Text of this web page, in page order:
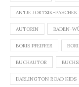
ANTJE JORTZIK-PASCHEK
AUTORIN BADEN-
BORIS PFEIFFER
BUCHAUTOR
DARLINGTON ROAD KIDS